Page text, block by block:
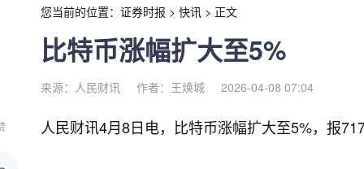
您当前的位置： 证券时报 > 快讯 > 正文
比特币涨幅扩大至5%
来源：人民财讯 作者：王焕城 2026-04-08 07:04
人民财讯4月8日电， 比特币涨幅扩大至5%，报